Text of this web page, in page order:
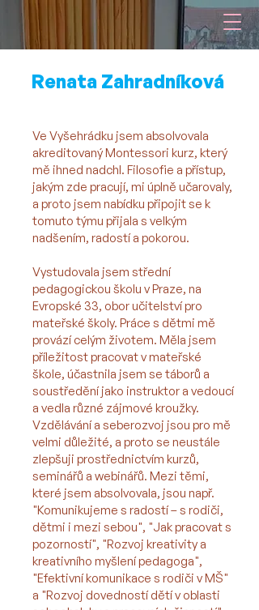
Renata Zahradníková
Ve Vyšehrádku jsem absolvovala
akreditovaný Montessori kurz, který
mě ihned nadchl. Filosofie a přístup,
jakým zde pracují, mi úplně učarovaly,
a proto jsem nabídku připojit se k
tomuto týmu přijala s velkým
nadšením, radostí a pokorou.
Vystudovala jsem střední
pedagogickou školu v Praze, na
Evropské 33, obor učitelství pro
mateřské školy. Práce s dětmi mě
provází celým životem. Měla jsem
příležitost pracovat v mateřské
škole, účastnila jsem se táborů a
soustředění jako instruktor a vedoucí
a vedla různé zájmové kroužky.
Vzdělávání a seberozvoj jsou pro mě
velmi důležité, a proto se neustále
zlepšuji prostřednictvím kurzů,
seminářů a webinářů. Mezi těmi,
které jsem absolvovala, jsou např.
"Komunikujeme s radostí – s rodiči,
dětmi i mezi sebou", "Jak pracovat s
pozorností", "Rozvoj kreativity a
kreativního myšlení pedagoga",
"Efektivní komunikace s rodiči v MŠ"
a "Rozvoj dovedností dětí v oblasti